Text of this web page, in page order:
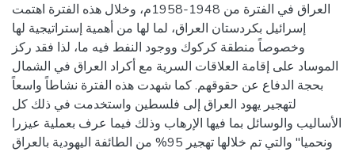
العراق في الفترة من 1948-1958م، وخلال هذه الفترة اهتمت
إسرائيل بكردستان العراق، لما لها من أهمية إستراتيجية لها
وخصوصاً منطقة كركوك ووجود النفط فيه ما، لذا فقد ركز
الموساد على إقامة العلاقات السرية مع أكراد العراق في الشمال
بحجة الدفاع عن حقوقهم. كما شهدت هذه الفترة نشاطاً واسعاً
لتهجير يهود العراق إلى فلسطين واستخدمت في ذلك كل
الأساليب والوسائل بما فيها الإرهاب وذلك فيما عرف بعملية عيزرا
ونحميا" والتي تم خلالها تهجير 95% من الطائفة اليهودية بالعراق